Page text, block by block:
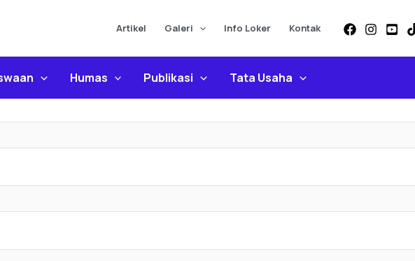
Artikel Galeri Info Loker Kontak
Humas Publikasi Tata Usaha